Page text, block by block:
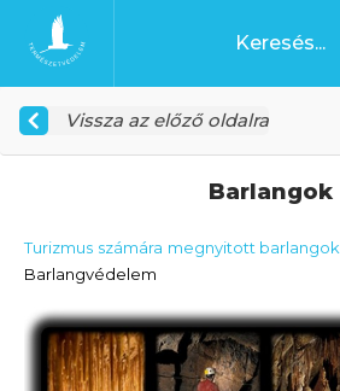
Ugrás a tartalomhoz
Főoldal
Vissza az előző oldalra
Barlangok
Turizmus számára megnyitott barlangok
Barlangvédelem